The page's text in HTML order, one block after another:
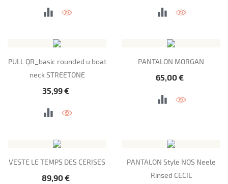
PULL QR_basic rounded u boat
neck STREETONE
Prix
35,99 €
PANTALON MORGAN
Prix
65,00 €
VESTE LE TEMPS DES CERISES
Prix
89,90 €
PANTALON Style NOS Neele
Rinsed CECIL